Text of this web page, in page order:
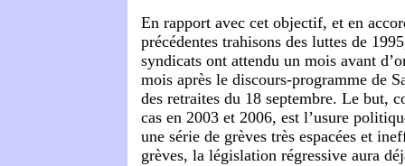
En rapport avec cet objectif, et en
précédentes trahisons des luttes de
syndicats ont attendu un mois avant
mois après le discours-programme de
des retraites du 18 septembre. Le but,
cas en 2003 et 2006, est l’usure
une série de grèves très espacées et
grèves, la législation régressive aura